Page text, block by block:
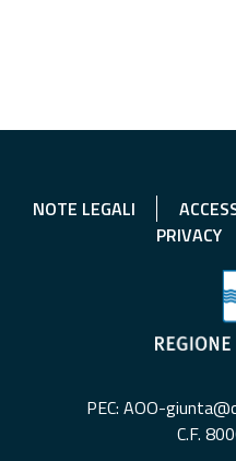
NOTE LEGALI
PRIVACY
PEC: AOO-
C.F.